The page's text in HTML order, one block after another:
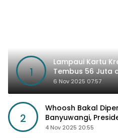
1
Lampaui Kartu
Tembus 56 Juta
Kancah Global
6 Nov 2025 07:57
2
Whoosh Bakal
Banyuwangi,
Sosial Lebih Besar
4 Nov 2025 20:55